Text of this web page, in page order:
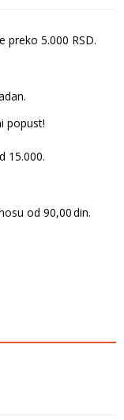
preko 5.000 RSD.
popust!
15.000.
od 90,00 din.